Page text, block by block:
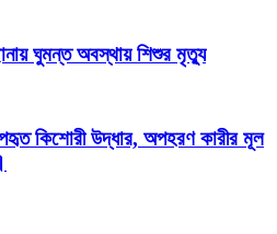
ঘুমন্ত অবস্থায় শিশুর মৃত্যু
কিশোরী উদ্ধার, অপহরণ কারীর মূল